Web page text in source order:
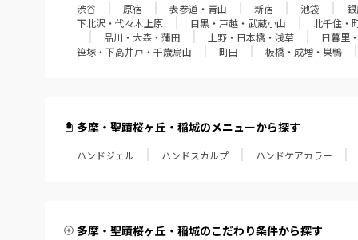
渋谷 原宿 表参道・青山 新宿 池袋
下北沢・代々木上原
目黒・戸越・武蔵小山 北千住・
品川・大森・蒲田
上野・日本橋・浅草 日暮里
笹塚・下高井戸・千歳烏山
町田 板橋・成増・巣鴨
多摩・聖蹟桜ヶ丘・稲城のメニューから探す
ハンドジェル ハンドスカルプ ハンドケアカラー
多摩・聖蹟桜ヶ丘・稲城のこだわり条件から探す